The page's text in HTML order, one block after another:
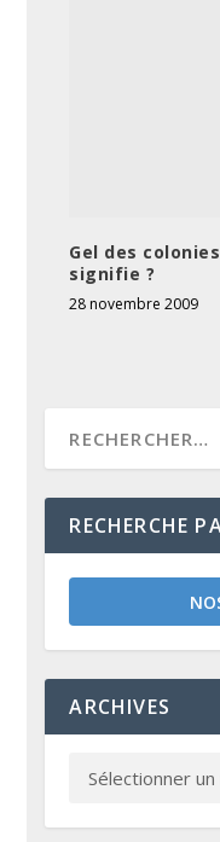
Gel des
signifie ?
28 novembre 2009
RECHERCHE
ARCHIVES